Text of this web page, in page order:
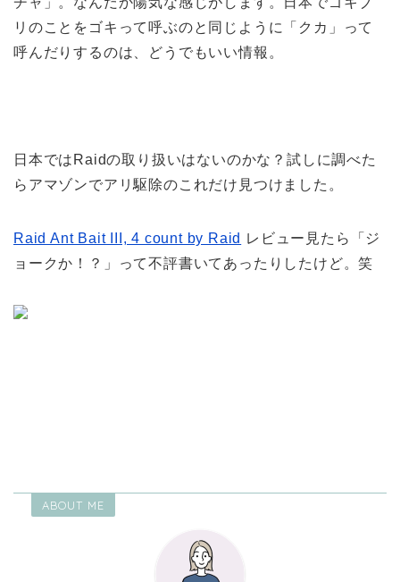
リのことをゴキって呼ぶのと同じように「クカ」って
呼んだりするのは、どうでもいい情報。
日本ではRaidの取り扱いはないのかな？試しに調べた
らアマゾンでアリ駆除のこれだけ見つけました。
Raid Ant Bait III, 4 count by Raid レビュー見たら「ジ
ョークか！？」って不評書いてあったりしたけど。笑
ABOUT ME